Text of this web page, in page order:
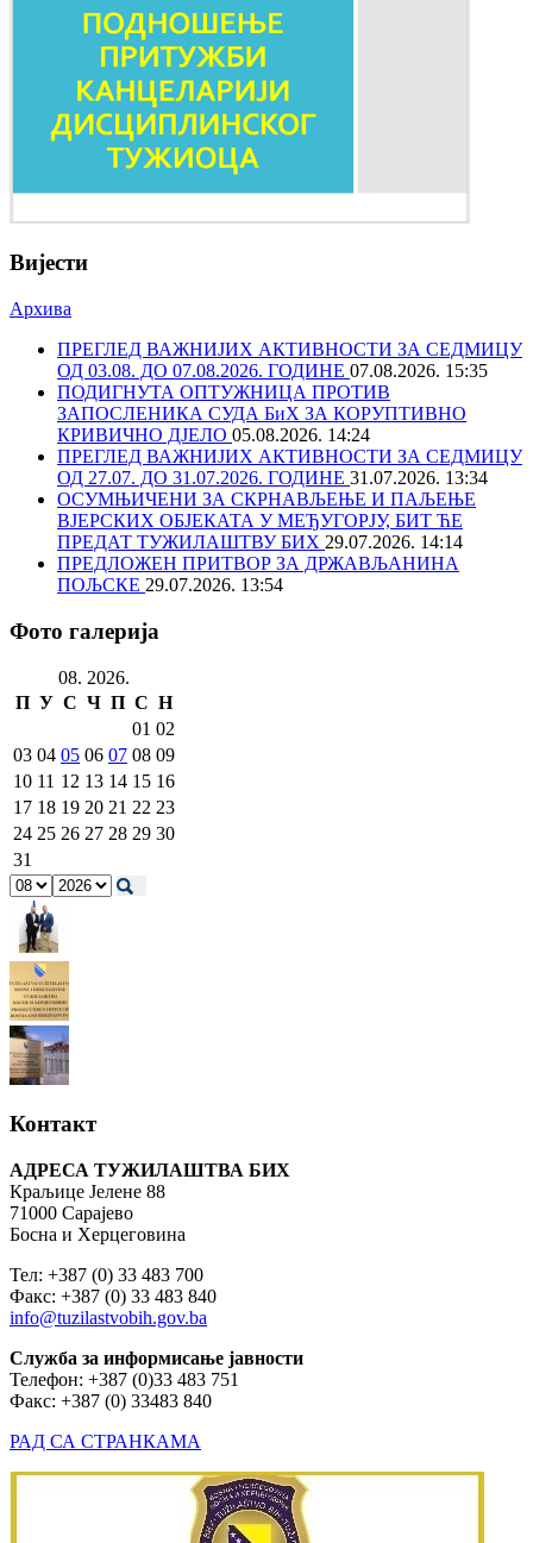
Вијести
Архива
ПРЕГЛЕД ВАЖНИЈИХ АКТИВНОСТИ ЗА СЕДМИЦУ
ОД 03.08. ДО 07.08.2026. ГОДИНЕ 07.08.2026. 15:35
ПОДИГНУТА ОПТУЖНИЦА ПРОТИВ
ЗАПОСЛЕНИКА СУДА БиХ ЗА КОРУПТИВНО
КРИВИЧНО ДЈЕЛО 05.08.2026. 14:24
ПРЕГЛЕД ВАЖНИЈИХ АКТИВНОСТИ ЗА СЕДМИЦУ
ОД 27.07. ДО 31.07.2026. ГОДИНЕ 31.07.2026. 13:34
ОСУМЊИЧЕНИ ЗА СКРНАВЉЕЊЕ И ПАЉЕЊЕ
ВЈЕРСКИХ ОБЈЕКАТА У МЕЂУГОРЈУ, БИТ ЋЕ
ПРЕДАТ ТУЖИЛАШТВУ БИХ 29.07.2026. 14:14
ПРЕДЛОЖЕН ПРИТВОР ЗА ДРЖАВЉАНИНА
ПОЉСКЕ 29.07.2026. 13:54
Фото галерија
08. 2026.
П У С Ч П С Н
01 02
03 04 05 06 07 08 09
10 11 12 13 14 15 16
17 18 19 20 21 22 23
24 25 26 27 28 29 30
31
Контакт
АДРЕСА ТУЖИЛАШТВА БИХ
Краљице Јелене 88
71000 Сарајево
Босна и Херцеговина
Тел: +387 (0) 33 483 700
Факс: +387 (0) 33 483 840
info@tuzilastvobih.gov.ba
Служба за информисање јавности
Телефон: +387 (0)33 483 751
Факс: +387 (0) 33483 840
РАД СА СТРАНКАМА